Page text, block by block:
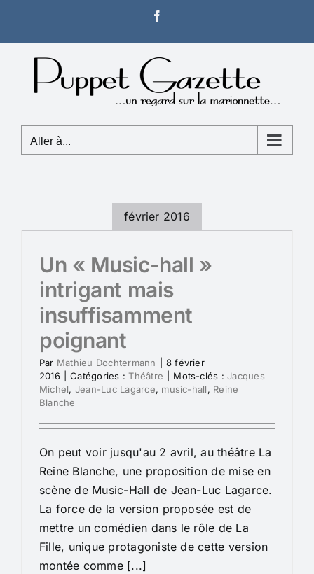
contenu
Aller à...
février 2016
Un « Music-hall »
intrigant mais
insuffisamment
poignant
Par Mathieu Dochtermann
8 février
2016
Catégories :Théâtre Mots-clés :Jacques
Michel, Jean-Luc Lagarce, music-hall, Reine
Blanche
On peut voir jusqu'au 2 avril, au théâtre La
Reine Blanche, une proposition de mise en
scène de Music-Hall de Jean-Luc Lagarce.
La force de la version proposée est de
mettre un comédien dans le rôle de La
Fille, unique protagoniste de cette version
montée comme [...]